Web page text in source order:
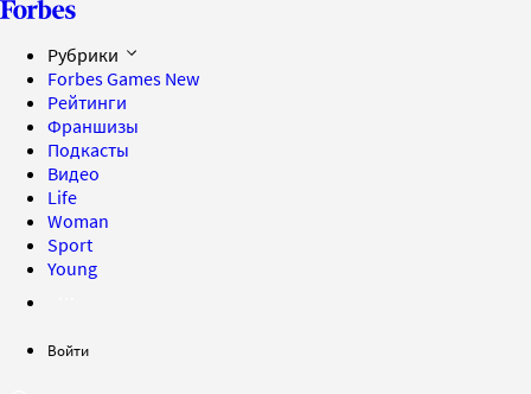
Рубрики
Forbes Games New
Рейтинги
Франшизы
Подкасты
Видео
Life
Woman
Sport
Young
Войти